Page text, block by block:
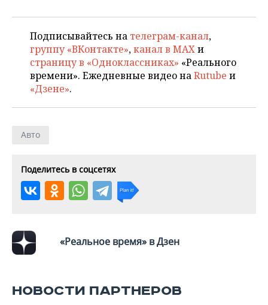
Подписывайтесь на телеграм-канал,
группу «ВКонтакте»,канал в MAXи
страницу в «Одноклассниках» «Реального
времени». Ежедневные видео наRutube и
«Дзене».
Авто
Поделитесь в соцсетях
«Реальное время» в Дзен
НОВОСТИ ПАРТНЕРОВ